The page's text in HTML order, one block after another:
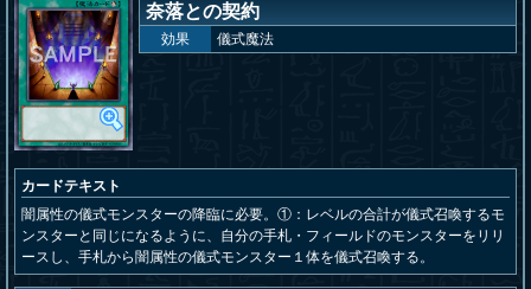
奈落との契約
効果 儀式魔法
カードテキスト
闇属性の儀式モンスターの降臨に必要。①：レベルの合計が儀式召喚するモ
ンスターと同じになるように、自分の手札・フィールドのモンスターをリリ
ースし、手札から闇属性の儀式モンスター１体を儀式召喚する。